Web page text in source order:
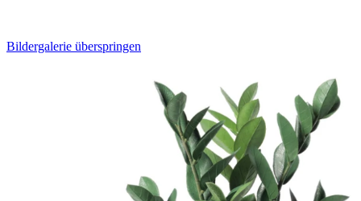
Bildergalerie überspringen